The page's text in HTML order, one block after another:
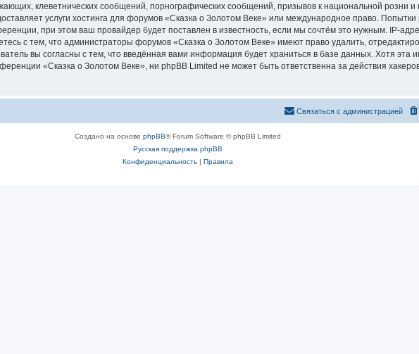
клеветнических сообщений, порнографических сообщений, призывов к национальной розни
услуги хостинга для форумов «Сказка о Золотом Веке» или международное право.
при этом ваш провайдер будет поставлен в известность, если мы сочтём это нужным. IP-
с тем, что администраторы форумов «Сказка о Золотом Веке» имеют право удалить,
вы согласны с тем, что введённая вами информация будет храниться в базе данных. Хотя эта
«Сказка о Золотом Веке», ни phpBB Limited не может быть ответственна за действия
Связаться с администрацией
Создано на основе phpBB® Forum Software © phpBB Limited
Русская поддержка phpBB
Конфиденциальность| Правила